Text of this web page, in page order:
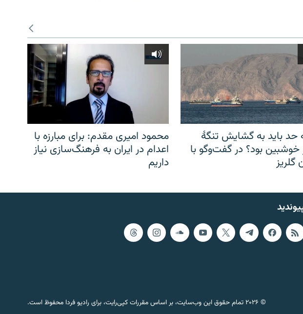
حد باید به گشایش تنگهٔ
خوشبین بود؟ در گفت‌وگو با
گلریز
محمود امیری مقدم: برای مبارزه با
اعدام در ایران به فرهنگ‌سازی نیاز
داریم
© ۲۰۲۶ تمام حقوق این وب‌سایت، بر اساس مقررات کپی‌رایت، برای رادیو فردا محفوظ است.